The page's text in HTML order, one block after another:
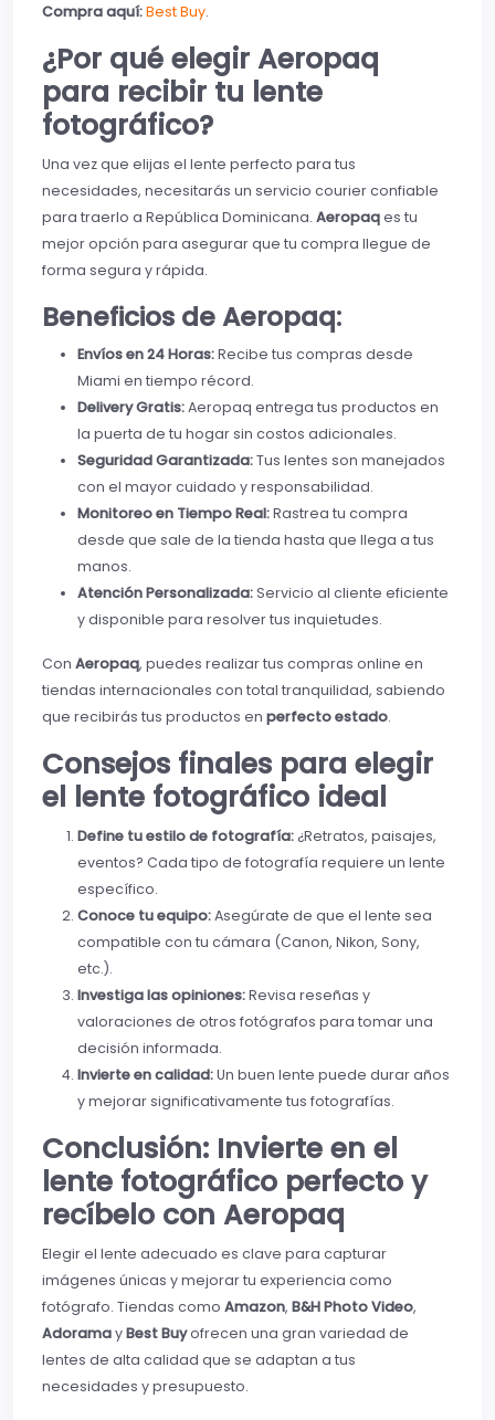
Compra aquí:Best Buy.
¿Por qué elegir Aeropaq
para recibir tu lente
fotográfico?
Una vez que elijas el lente perfecto para tus
necesidades, necesitarás un servicio courier confiable
para traerlo a República Dominicana. Aeropaqes tu
mejor opción para asegurar que tu compra llegue de
forma segura y rápida.
Beneficios de Aeropaq:
Envíos en 24 Horas:Recibe tus compras desde
Miami en tiempo récord.
Delivery Gratis:Aeropaq entrega tus productos en
la puerta de tu hogar sin costos adicionales.
Seguridad Garantizada:Tus lentes son manejados
con el mayor cuidado y responsabilidad.
Monitoreo en Tiempo Real:Rastrea tu compra
desde que sale de la tienda hasta que llega a tus
manos.
Atención Personalizada:Servicio al cliente eficiente
y disponible para resolver tus inquietudes.
Con Aeropaq, puedes realizar tus compras online en
tiendas internacionales con total tranquilidad, sabiendo
que recibirás tus productos en perfecto estado.
Consejos finales para elegir
el lente fotográfico ideal
Define tu estilo de fotografía: ¿Retratos, paisajes,
eventos? Cada tipo de fotografía requiere un lente
específico.
Conoce tu equipo:Asegúrate de que el lente sea
compatible con tu cámara (Canon, Nikon, Sony,
etc.).
Investiga las opiniones:Revisa reseñas y
valoraciones de otros fotógrafos para tomar una
decisión informada.
Invierte en calidad:Un buen lente puede durar años
y mejorar significativamente tus fotografías.
Conclusión: Invierte en el
lente fotográfico perfecto y
recíbelo con Aeropaq
Elegir el lente adecuado es clave para capturar
imágenes únicas y mejorar tu experiencia como
fotógrafo. Tiendas como Amazon, B&H Photo Video,
AdoramayBest Buyofrecen una gran variedad de
lentes de alta calidad que se adaptan a tus
necesidades y presupuesto.